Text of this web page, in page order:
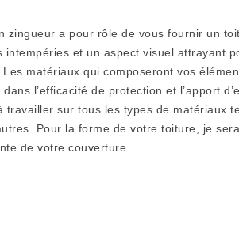
zingueur a pour rôle de vous fournir un
intempéries et un aspect visuel attrayant
Les matériaux qui composeront vos
l’efficacité de protection et l’apport
travailler sur tous les types de matériaux
Pour la forme de votre toiture, je
de votre couverture.